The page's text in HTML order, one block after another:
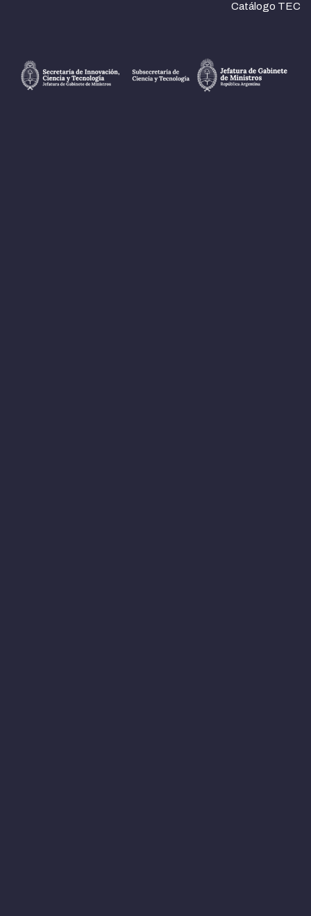
Catálogo TEC